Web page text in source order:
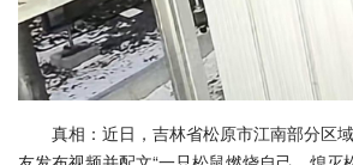
真相：近日，吉林省松原市江南部分区